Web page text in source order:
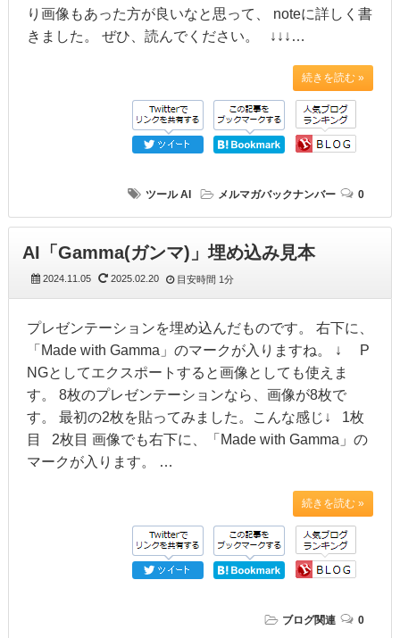
り画像もあった方が良いなと思って、 noteに詳しく書
きました。 ぜひ、読んでください。 ↓↓↓…
続きを読む »
ツール AI メルマガバックナンバー 0
AI「Gamma(ガンマ)」埋め込み見本
2024.11.05 2025.02.20 目安時間 1分
プレゼンテーションを埋め込んだものです。 右下に、
「Made with Gamma」のマークが入りますね。 ↓ P
NGとしてエクスポートすると画像としても使えま
す。 8枚のプレゼンテーションなら、画像が8枚で
す。 最初の2枚を貼ってみました。こんな感じ↓ 1枚
目 2枚目 画像でも右下に、「Made with Gamma」の
マークが入ります。 …
続きを読む »
ブログ関連 0